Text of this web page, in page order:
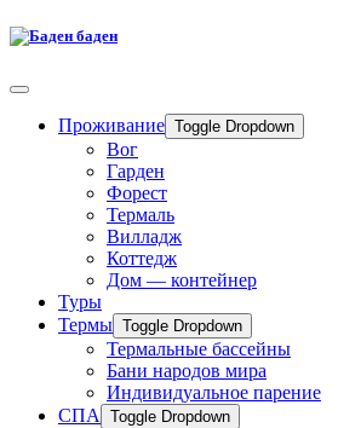
Проживание Toggle Dropdown
Вог
Гарден
Форест
Термаль
Вилладж
Коттедж
Дом — контейнер
Туры
Термы Toggle Dropdown
Термальные бассейны
Бани народов мира
Индивидуальное парение
СПА
Toggle Dropdown